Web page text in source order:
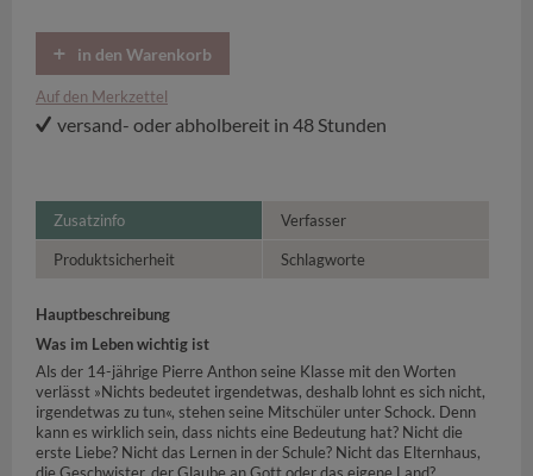
in den Warenkorb
Auf den Merkzettel
versand- oder abholbereit in 48 Stunden
Zusatzinfo Verfasser
Produktsicherheit Schlagworte
Hauptbeschreibung
Was im Leben wichtig ist
Als der 14-jährige Pierre Anthon seine Klasse mit den Worten
verlässt »Nichts bedeutet irgendetwas, deshalb lohnt es sich nicht,
irgendetwas zu tun«, stehen seine Mitschüler unter Schock. Denn
kann es wirklich sein, dass nichts eine Bedeutung hat? Nicht die
erste Liebe? Nicht das Lernen in der Schule? Nicht das Elternhaus,